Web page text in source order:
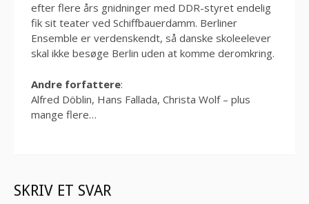
efter flere års gnidninger med DDR-styret endelig
fik sit teater ved Schiffbauerdamm. Berliner
Ensemble er verdenskendt, så danske skoleelever
skal ikke besøge Berlin uden at komme deromkring.
Andre forfattere:
Alfred Döblin, Hans Fallada, Christa Wolf – plus
mange flere…
SKRIV ET SVAR